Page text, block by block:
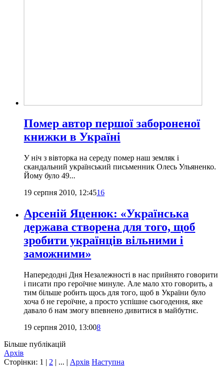
Помер автор першої забороненої
книжки в Україні
У ніч з вівторка на середу помер наш земляк і
скандальний український письменник Олесь Ульяненко.
Йому було 49...
19 серпня 2010, 12:4516
Арсеній Яценюк: «Українська
держава створена для того, щоб
зробити українців вільними і
заможними»
Напередодні Дня Незалежності в нас прийнято говорити
і писати про героїчне минуле. Але мало хто говорить, а
тим більше робить щось для того, щоб в України було
хоча б не героїчне, а просто успішне сьогодення, яке
давало б нам змогу впевнено дивитися в майбутнє.
19 серпня 2010, 13:008
Більше публікацій
Архів
Сторінки: 1 | 2 | ... | Архів Наступна